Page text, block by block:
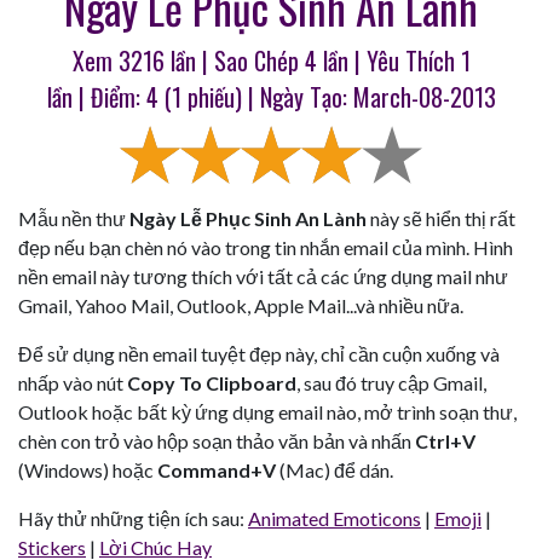
Xem 3216 lần | Sao Chép 4 lần | Yêu Thích 1
lần | Điểm:4 (1 phiếu) | Ngày Tạo: March-08-2013
Mẫu nền thư Ngày Lễ Phục Sinh An Lành này sẽ hiển thị rất
đẹp nếu bạn chèn nó vào trong tin nhắn email của mình. Hình
nền email này tương thích với tất cả các ứng dụng mail như
Gmail, Yahoo Mail, Outlook, Apple Mail...và nhiều nữa.
Để sử dụng nền email tuyệt đẹp này, chỉ cần cuộn xuống và
nhấp vào nút Copy To Clipboard, sau đó truy cập Gmail,
Outlook hoặc bất kỳ ứng dụng email nào, mở trình soạn thư,
chèn con trỏ vào hộp soạn thảo văn bản và nhấn Ctrl+V
(Windows) hoặc Command+V(Mac) để dán.
Hãy thử những tiện ích sau: Animated Emoticons | Emoji |
Stickers | Lời Chúc Hay